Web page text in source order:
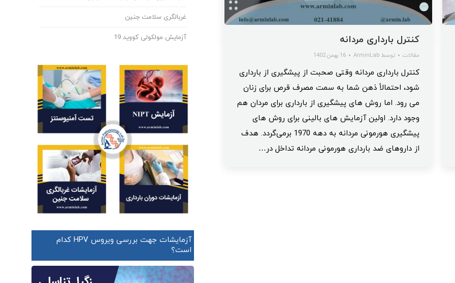
کنترل بارداری مردانه
مقالات توسط ArminLab 16 بهمن 1402
کنترل بارداری مردانه وقتی صحبت از پیشگیری از بارداری
شود، احتمالاً ذهن شما به سمت مصرف قرص برای زنان
می رود. اما روش های پیشگیری از بارداری برای مردان هم
وجود دارد. اولین آزمایش ‌های بالینی برای روش های
پیشگیری هورمونی مردانه به دهه 1970 برمی‌گردد. هدف
از داروهای ضد بارداری هورمونی مردانه تداخل در…
غربالگری سلامت جنین
آزمایش مولکولی کووید 19
آزمایشات جهت بررسی ویروس HPV کدام
است؟